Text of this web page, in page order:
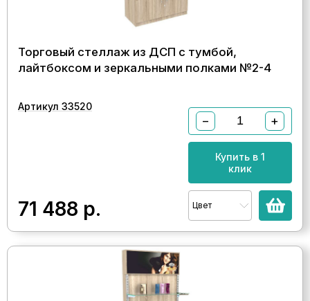
Торговый стеллаж из ДСП с тумбой,
лайтбоксом и зеркальными полками №2-4
Артикул 33520
71 488 р.
− +
Купить в 1
клик
Цвет